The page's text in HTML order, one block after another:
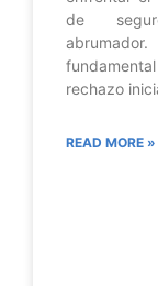
de
rechazo
READ MORE »